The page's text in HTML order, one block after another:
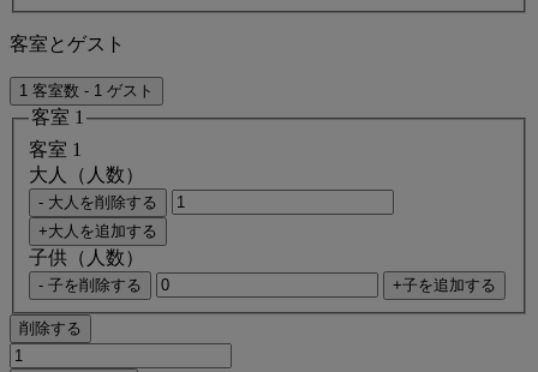
客室とゲスト
1 客室数 - 1 ゲスト
客室 1
客室 1
大人（人数）
- 大人を削除する
+大人を追加する
子供（人数）
- 子を削除する +子を追加する
削除する